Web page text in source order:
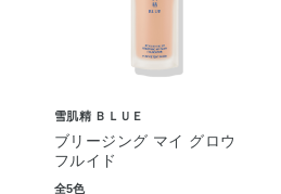
雪肌精 ＢＬＵＥ
ブリージング マイ グロウ
フルイド
全5色